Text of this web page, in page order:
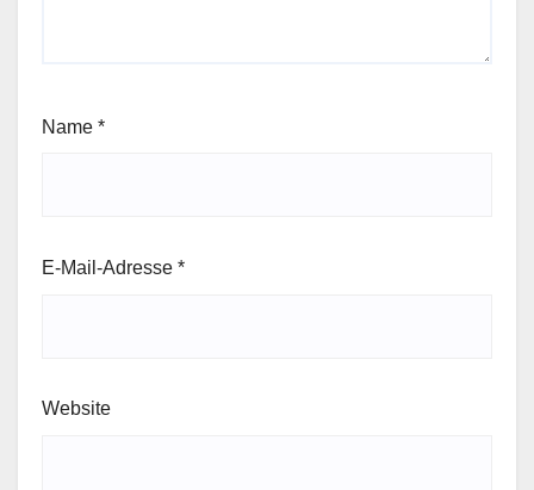
Name *
E-Mail-Adresse *
Website